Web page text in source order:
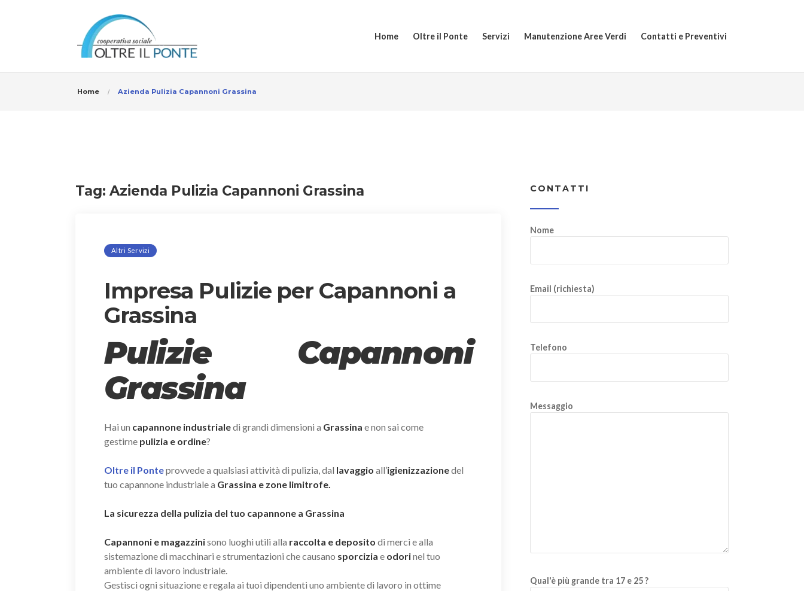
Home Oltre il Ponte Servizi Manutenzione Aree Verdi Contatti e Preventivi
Home Azienda Pulizia Capannoni Grassina
Tag: Azienda Pulizia Capannoni Grassina
Altri Servizi
Impresa Pulizie per Capannoni a
Grassina
Pulizie Capannoni
Grassina
Hai un capannone industrialedi grandi dimensioni a Grassina e non sai come
gestirne pulizia e ordine?
Oltre il Ponteprovvede a qualsiasi attività di pulizia, dal lavaggio all’igienizzazionedel
tuo capannone industriale a Grassina e zone limitrofe.
La sicurezza della pulizia del tuo capannone a Grassina
Capannoni e magazzinisono luoghi utili alla raccolta e deposito di merci e alla
sistemazione di macchinari e strumentazioni che causano sporcizia e odorinel tuo
ambiente di lavoro industriale.
Gestisci ogni situazione e regala ai tuoi dipendenti uno ambiente di lavoro in ottime
CONTATTI
Nome
Email (richiesta)
Telefono
Messaggio
Qual'è più grande tra 17 e 25 ?